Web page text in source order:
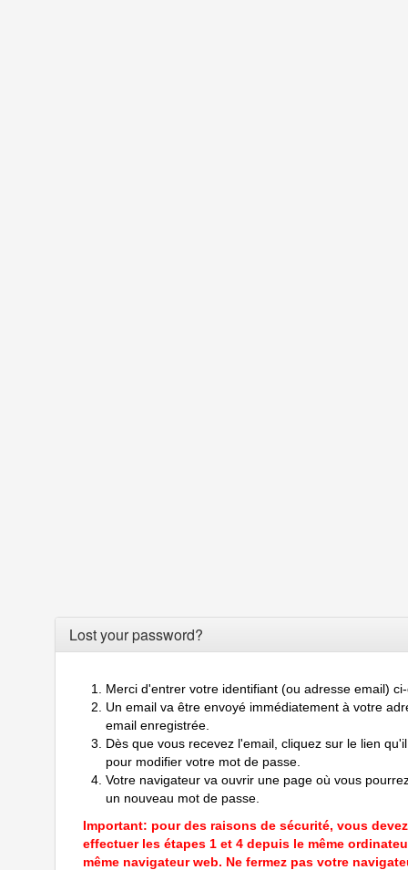
Lost your password?
Merci d'entrer votre identifiant (ou adresse email)
Un email va être envoyé immédiatement à votre
email enregistrée.
Dès que vous recevez l'email, cliquez sur le lien
pour modifier votre mot de passe.
Votre navigateur va ouvrir une page où vous
un nouveau mot de passe.
Important: pour des raisons de sécurité, vous devez
effectuer les étapes 1 et 4 depuis le même
même navigateur web. Ne fermez pas votre